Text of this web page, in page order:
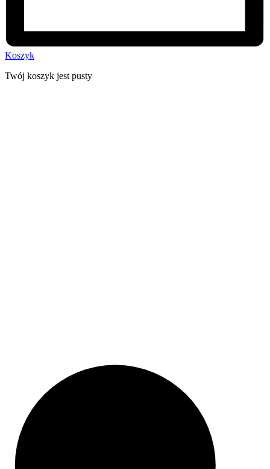
Koszyk
Twój koszyk jest pusty